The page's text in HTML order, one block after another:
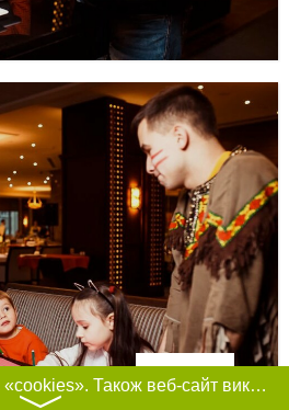
Фільтри
Цей сайт використовує «cookies». Також веб-сайт використовує інтернет-сервіс для збору технічних даних стосовно відвідувачів з метою отримання маркетингової та статистичної інформації. Умови обробки даних відвідувачів сайту див.
〉